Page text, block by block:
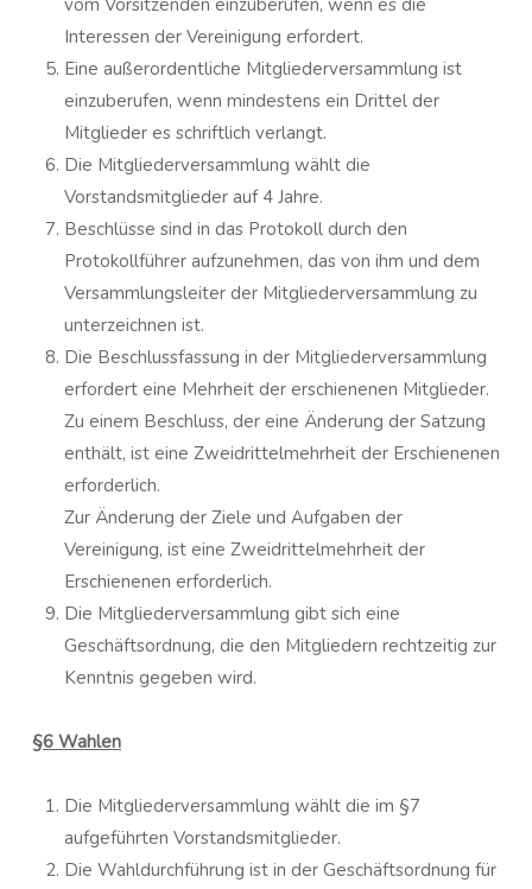
vom Vorsitzenden einzuberufen, wenn es die
Interessen der Vereinigung erfordert.
Eine außerordentliche Mitgliederversammlung ist
einzuberufen, wenn mindestens ein Drittel der
Mitglieder es schriftlich verlangt.
Die Mitgliederversammlung wählt die
Vorstandsmitglieder auf 4 Jahre.
Beschlüsse sind in das Protokoll durch den
Protokollführer aufzunehmen, das von ihm und dem
Versammlungsleiter der Mitgliederversammlung zu
unterzeichnen ist.
Die Beschlussfassung in der Mitgliederversammlung
erfordert eine Mehrheit der erschienenen Mitglieder.
Zu einem Beschluss, der eine Änderung der Satzung
enthält, ist eine Zweidrittelmehrheit der Erschienenen
erforderlich.
Zur Änderung der Ziele und Aufgaben der
Vereinigung, ist eine Zweidrittelmehrheit der
Erschienenen erforderlich.
Die Mitgliederversammlung gibt sich eine
Geschäftsordnung, die den Mitgliedern rechtzeitig zur
Kenntnis gegeben wird.
§6 Wahlen
Die Mitgliederversammlung wählt die im §7
aufgeführten Vorstandsmitglieder.
Die Wahldurchführung ist in der Geschäftsordnung für